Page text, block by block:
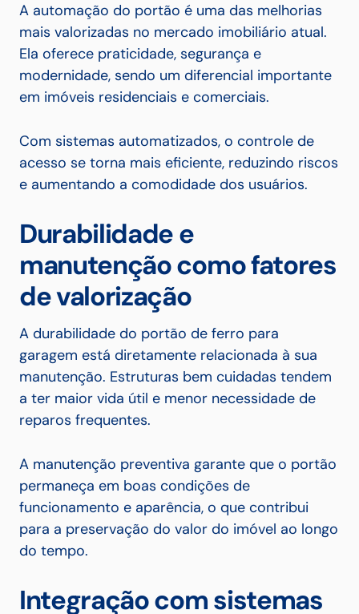
A automação do portão é uma das melhorias
mais valorizadas no mercado imobiliário atual.
Ela oferece praticidade, segurança e
modernidade, sendo um diferencial importante
em imóveis residenciais e comerciais.
Com sistemas automatizados, o controle de
acesso se torna mais eficiente, reduzindo riscos
e aumentando a comodidade dos usuários.
Durabilidade e
manutenção como fatores
de valorização
A durabilidade do portão de ferro para
garagem está diretamente relacionada à sua
manutenção. Estruturas bem cuidadas tendem
a ter maior vida útil e menor necessidade de
reparos frequentes.
A manutenção preventiva garante que o portão
permaneça em boas condições de
funcionamento e aparência, o que contribui
para a preservação do valor do imóvel ao longo
do tempo.
Integração com sistemas